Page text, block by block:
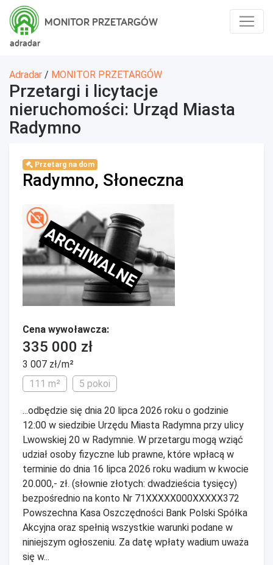
adradar
MONITOR PRZETARGÓW
Adradar / MONITOR PRZETARGÓW
Przetargi i licytacje
nieruchomości: Urząd Miasta
Radymno
Przetarg na dom
Radymno, Słoneczna
ARCHIWALNE
Cena wywoławcza:
335 000 zł
3 007 zł/m²
111 m²
5 pokoi
...odbędzie się dnia 20 lipca 2026 roku o godzinie
12:00 w siedzibie Urzędu Miasta Radymna przy ulicy
Lwowskiej 20 w Radymnie. W przetargu mogą wziąć
udział osoby fizyczne lub prawne, które wpłacą w
terminie do dnia 16 lipca 2026 roku wadium w kwocie
20.000,- zł. (słownie złotych: dwadzieścia tysięcy)
bezpośrednio na konto Nr 71XXXXX000XXXXX372
Powszechna Kasa Oszczędności Bank Polski Spółka
Akcyjna oraz spełnią wszystkie warunki podane w
niniejszym ogłoszeniu. Za datę wpłaty wadium uważa
się w...